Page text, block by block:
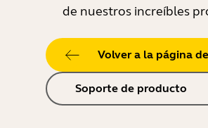
de nuestros increíbles
Volver a la página
Soporte de producto